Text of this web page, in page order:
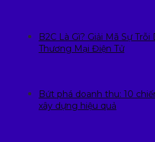
B2C Là Gì? Giải Mã Sự
Thương Mại Điện Tử
Bứt phá doanh thu: 10
xây dựng hiệu quả